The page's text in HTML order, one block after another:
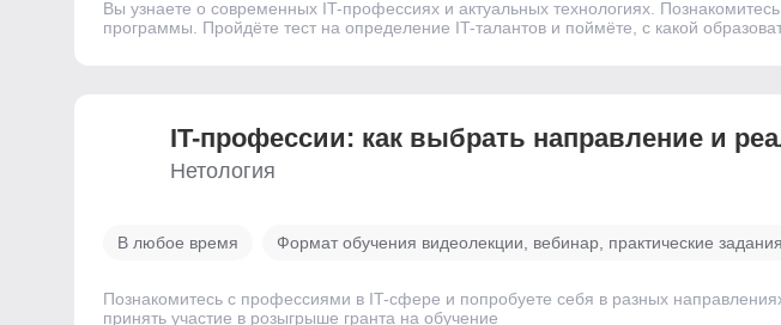
Вы узнаете о современных IT-профессиях и актуальных технологиях.
программы. Пройдёте тест на определение IT-талантов и поймёте, с какой
IT-профессии: как выбрать направление и
Нетология
В любое время Формат обучения видеолекции, вебинар, практические задания
Познакомитесь с профессиями в IT-сфере и попробуете себя в разных
принять участие в розыгрыше гранта на обучение